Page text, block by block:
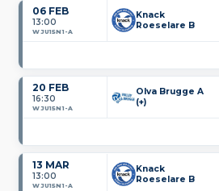
06 FEB
13:00
WJU15N1-A
Knack
Roeselare B
20 FEB
16:30
WJU15N1-A
Olva Brugge A
(+)
13 MAR
13:00
WJU15N1-A
Knack
Roeselare B